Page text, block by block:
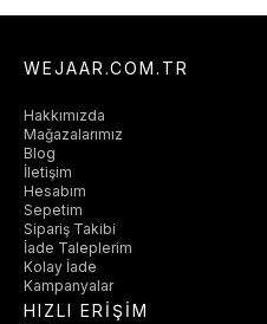
WEJAAR.COM.TR
Hakkımızda
Mağazalarımız
Blog
İletişim
Hesabım
Sepetim
Sipariş Takibi
İade Taleplerim
Kolay İade
Kampanyalar
HIZLI ERİŞİM